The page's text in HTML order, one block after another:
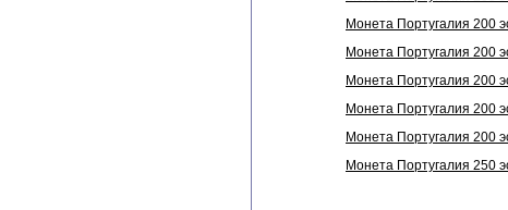
Монета Португалия 200
Монета Португалия 200
Монета Португалия 200
Монета Португалия 200
Монета Португалия 200
Монета Португалия 250